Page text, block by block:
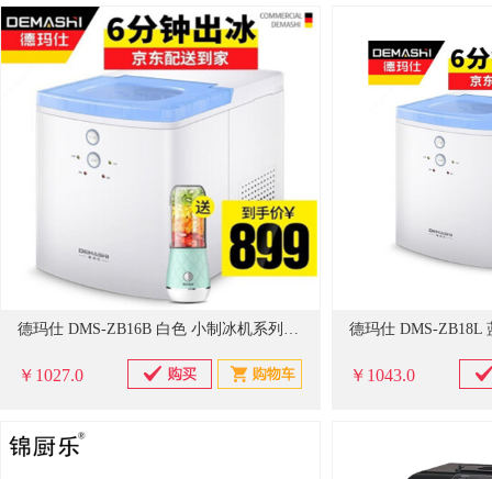
德玛仕 DMS-ZB16B 白色 小制冰机系列(计价单位：台)
￥1027.0 ￥1043.0